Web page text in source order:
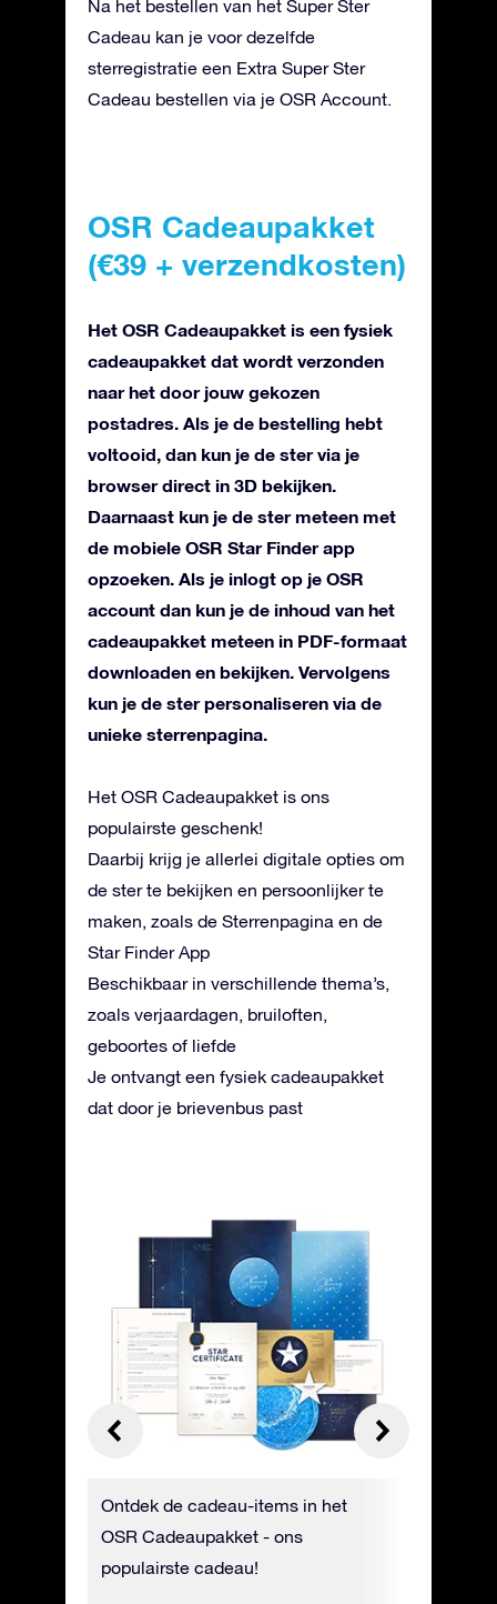
Na het bestellen van het Super Ster
Cadeau kan je voor dezelfde
sterregistratie een Extra Super Ster
Cadeau bestellen via je OSR Account.
OSR Cadeaupakket
(€39 + verzendkosten)
Het OSR Cadeaupakket is een fysiek
cadeaupakket dat wordt verzonden
naar het door jouw gekozen
postadres. Als je de bestelling hebt
voltooid, dan kun je de ster via je
browser direct in 3D bekijken.
Daarnaast kun je de ster meteen met
de mobiele OSR Star Finder app
opzoeken. Als je inlogt op je OSR
account dan kun je de inhoud van het
cadeaupakket meteen in PDF-formaat
downloaden en bekijken. Vervolgens
kun je de ster personaliseren via de
unieke sterrenpagina.
Het OSR Cadeaupakket is ons
populairste geschenk!
Daarbij krijg je allerlei digitale opties om
de ster te bekijken en persoonlijker te
maken, zoals de Sterrenpagina en de
Star Finder App
Beschikbaar in verschillende thema’s,
zoals verjaardagen, bruiloften,
geboortes of liefde
Je ontvangt een fysiek cadeaupakket
dat door je brievenbus past
Ontdek de cadeau-items in het
OSR Cadeaupakket - ons
populairste cadeau!